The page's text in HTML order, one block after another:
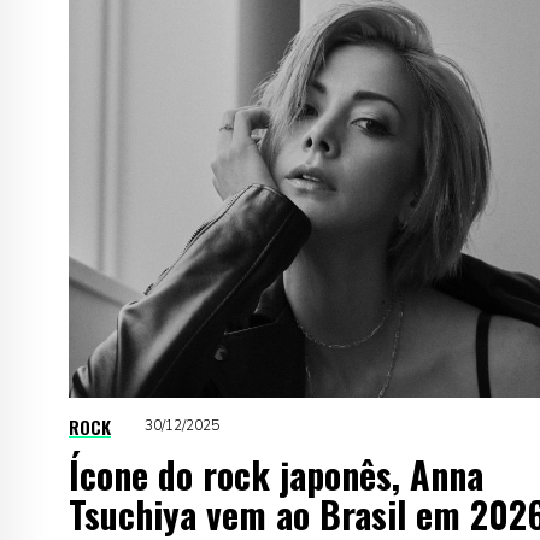
ROCK 30/12/2025
Ícone do rock japonês, Anna
Tsuchiya vem ao Brasil em